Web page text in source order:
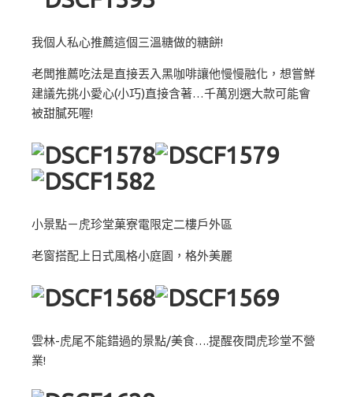
我個人私心推薦這個三溫糖做的糖餅!
老闆推薦吃法是直接丟入黑咖啡讓他慢慢融化，想嘗鮮
建議先挑小愛心(小巧)直接含著…千萬別選大款可能會
被甜膩死喔!
小景點－虎珍堂菓寮電限定二樓戶外區
老窗搭配上日式風格小庭園，格外美麗
雲林-虎尾不能錯過的景點/美食….提醒夜間虎珍堂不營
業!